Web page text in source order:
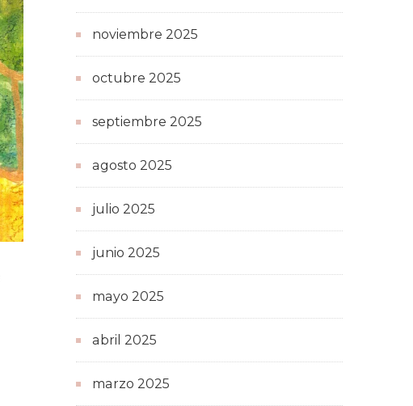
noviembre 2025
octubre 2025
septiembre 2025
agosto 2025
julio 2025
junio 2025
mayo 2025
abril 2025
marzo 2025